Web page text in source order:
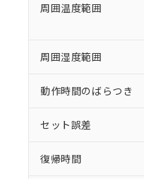
周囲温度範囲
周囲湿度範囲
動作時間のばらつき
セット誤差
復帰時間